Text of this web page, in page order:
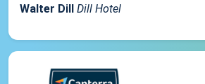
Walter Dill Dill Hotel